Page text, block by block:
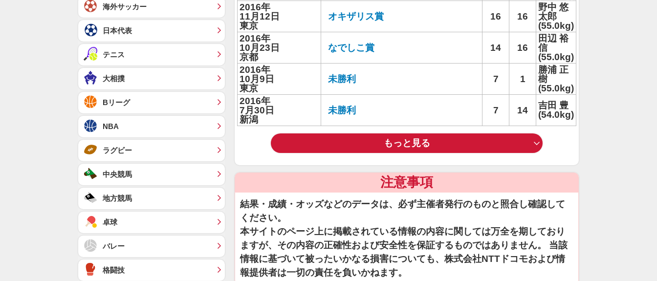
2016年
11月12日
東京
オキザリス賞 16 16
野中 悠
太郎
(55.0kg)
2016年
10月23日
京都
なでしこ賞 14 16
田辺 裕
信
(55.0kg)
2016年
10月9日
東京
未勝利 7 1
勝浦 正
樹
(55.0kg)
2016年
7月30日
新潟
未勝利 7 14
吉田 豊
(54.0kg)
もっと見る
注意事項
結果・成績・オッズなどのデータは、必ず主催者発行のものと照合し確認して
ください。
本サイトのページ上に掲載されている情報の内容に関しては万全を期しており
ますが、その内容の正確性および安全性を保証するものではありません。 当該
情報に基づいて被ったいかなる損害についても、株式会社NTTドコモおよび情
報提供者は一切の責任を負いかねます。
海外サッカー
日本代表
テニス
大相撲
Bリーグ
NBA
ラグビー
中央競馬
地方競馬
卓球
バレー
格闘技